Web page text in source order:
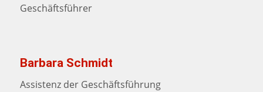
Geschäftsführer
Barbara Schmidt
Assistenz der Geschäftsführung